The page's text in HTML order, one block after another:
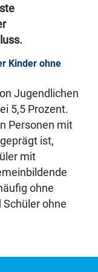
Kinder ohne
Jugendlichen
5,5 Prozent.
Personen mit
ist,
mit
ohne
ohne